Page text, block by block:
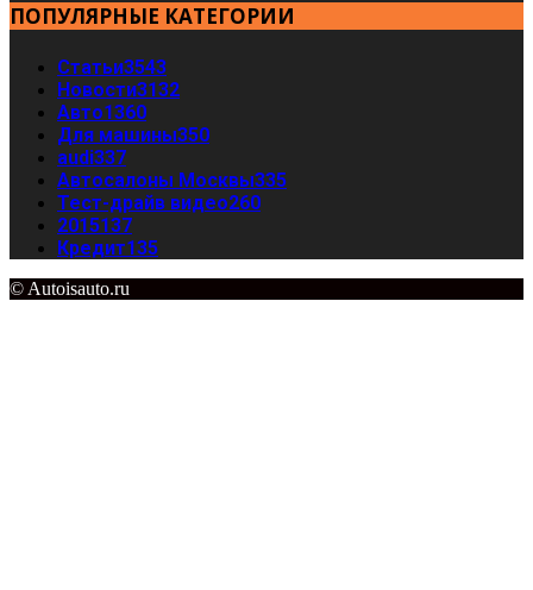
ПОПУЛЯРНЫЕ КАТЕГОРИИ
Статьи3543
Новости3132
Авто1360
Для машины350
audi337
Автосалоны Москвы335
Тест-драйв видео260
2015137
Кредит135
© Autoisauto.ru